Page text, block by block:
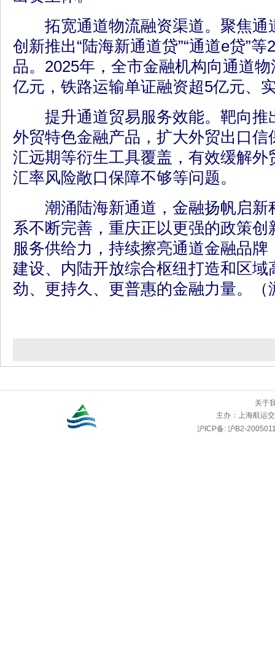
拓宽通道物流融资渠道。聚焦通
创新推出“陆海新通道贷”“通道e贷”
品。2025年，全市金融机构向通道
亿元，铁路运输单证融资超5亿元、
提升通道贸易服务效能。靶向推
外贸特色金融产品，扩大外贸出口信
汇远期等衍生工具覆盖，有效缓解外
汇率风险敞口保障不够等问题。
潮涌陆海新通道，金融扬帆启新
系不断完善，重庆正以更强的政策
服务供给力，持续擦亮通道金融品
建设、内陆开放综合枢纽打造和区
劲、更持久、更普惠的金融力量。（
关于
主办： 上海航运
沪ICP备: 沪B2-